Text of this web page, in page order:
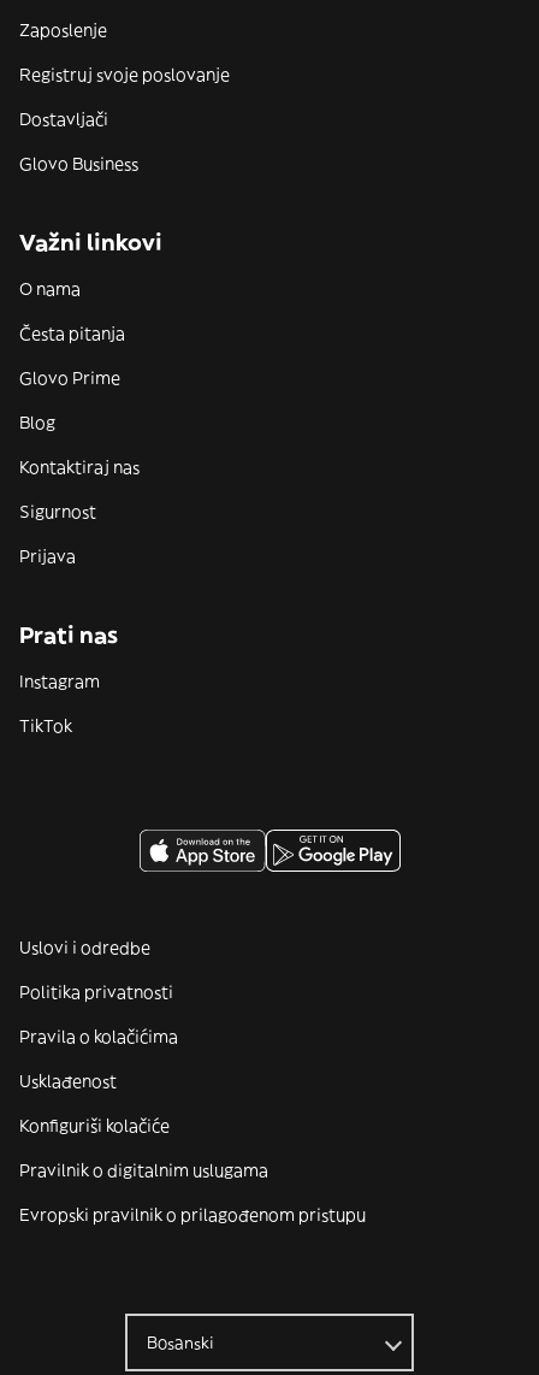
Zaposlenje
Registruj svoje poslovanje
Dostavljači
Glovo Business
Važni linkovi
O nama
Česta pitanja
Glovo Prime
Blog
Kontaktiraj nas
Sigurnost
Prijava
Prati nas
Instagram
TikTok
Uslovi i odredbe
Politika privatnosti
Pravila o kolačićima
Usklađenost
Konfiguriši kolačiće
Pravilnik o digitalnim uslugama
Evropski pravilnik o prilagođenom pristupu